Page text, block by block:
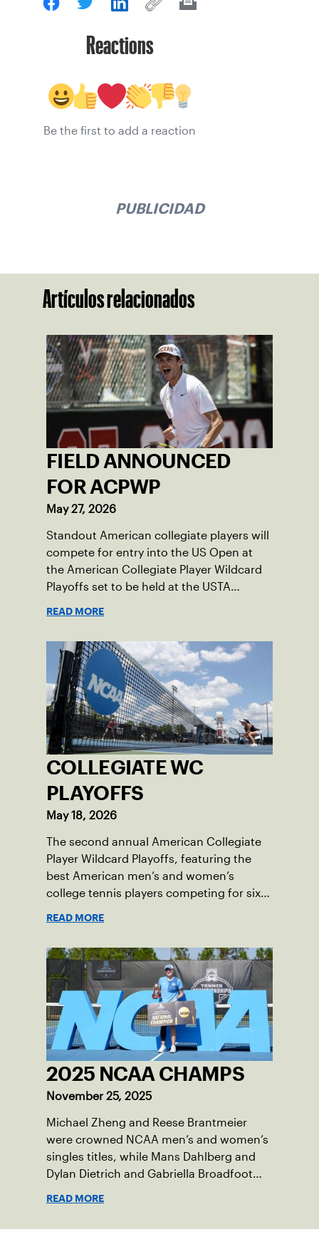
Reactions
Be the first to add a reaction
PUBLICIDAD
Artículos relacionados
FIELD ANNOUNCED
FOR ACPWP
May 27, 2026
Standout American collegiate players will
compete for entry into the US Open at
the American Collegiate Player Wildcard
Playoffs set to be held at the USTA
READ MORE
COLLEGIATE WC
PLAYOFFS
May 18, 2026
The second annual American Collegiate
Player Wildcard Playoffs, featuring the
best American men’s and women’s
college tennis players competing for six
READ MORE
2025 NCAA CHAMPS
November 25, 2025
Michael Zheng and Reese Brantmeier
were crowned NCAA men’s and women’s
singles titles, while Mans Dahlberg and
Dylan Dietrich and Gabriella Broadfoot
READ MORE